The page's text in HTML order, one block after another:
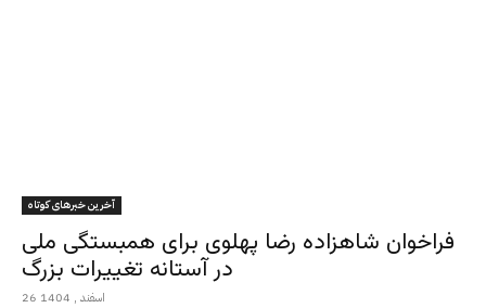
آخرین خبرهای کوتاه
فراخوان شاهزاده رضا پهلوی برای همبستگی ملی
در آستانه تغییرات بزرگ
26 اسفند , 1404